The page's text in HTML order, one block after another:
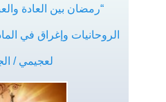
“رمضان بين العادة
الروحانيات وإغراق في
لعجيمي /